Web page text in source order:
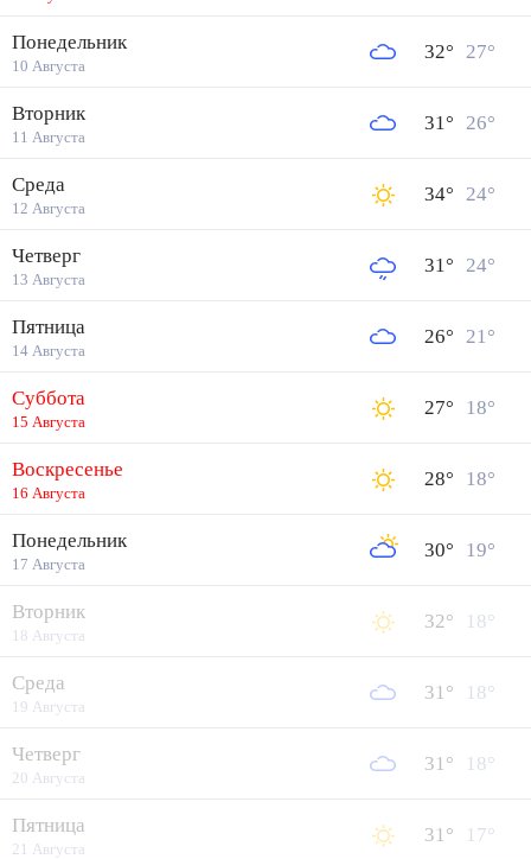
Понедельник
10 Августа
32° 27°
Вторник
11 Августа
31° 26°
Среда
12 Августа
34° 24°
Четверг
13 Августа
31° 24°
Пятница
14 Августа
26° 21°
Суббота
15 Августа
27° 18°
Воскресенье
16 Августа
28° 18°
Понедельник
17 Августа
30° 19°
Вторник
18 Августа
32° 18°
Среда
19 Августа
31° 18°
Четверг
20 Августа
31° 18°
Пятница
21 Августа
31° 17°